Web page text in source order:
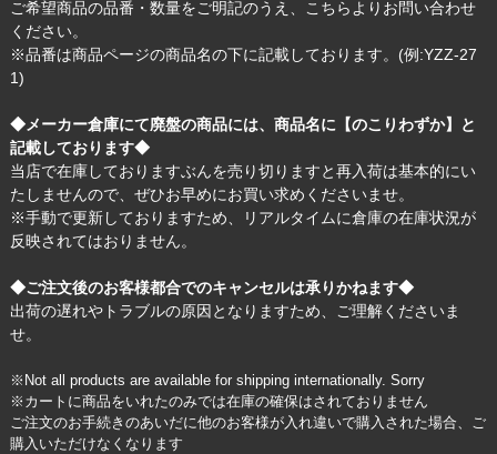
ご希望商品の品番・数量をご明記のうえ、
こちら よりお問い合わせ
ください。
※品番は商品ページの商品名の下に記載しております。(例:YZZ-27
1)
◆メーカー倉庫にて廃盤の商品には、商品名に【のこりわずか】と
記載しております◆
当店で在庫しておりますぶんを売り切りますと再入荷は基本的にい
たしませんので、ぜひお早めにお買い求めくださいませ。
※手動で更新しておりますため、リアルタイムに倉庫の在庫状況が
反映されてはおりません。
◆ご注文後のお客様都合でのキャンセルは承りかねます◆
出荷の遅れやトラブルの原因となりますため、ご理解くださいま
せ。
※Not all products are available for shipping internationally. Sorry
※カートに商品をいれたのみでは在庫の確保はされておりません
ご注文のお手続きのあいだに他のお客様が入れ違いで購入された場合、ご
購入いただけなくなります